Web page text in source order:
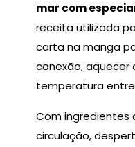
mar com
receita utilizada
carta na manga
conexão, aquecer
temperatura
Com ingredientes
circulação,